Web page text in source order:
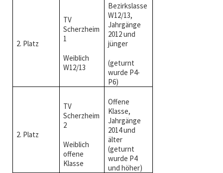
2. Platz
TV
Scherzheim
1
Weiblich
W12/13
Bezirkslasse
W12/13,
Jahrgänge
2012 und
jünger
(geturnt
wurde P4-
P6)
2. Platz
TV
Scherzheim
2
Weiblich
offene
Klasse
Offene
Klasse,
Jahrgänge
2014 und
älter
(geturnt
wurde P4
und höher)